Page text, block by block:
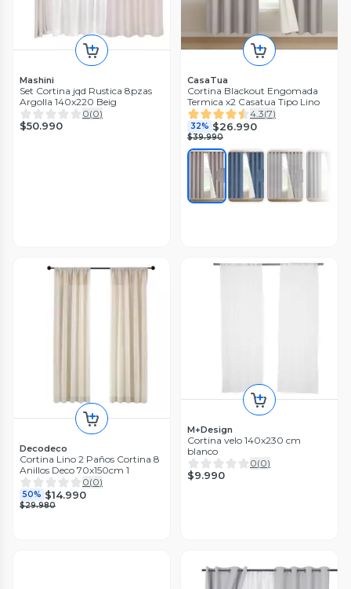
Mashini
Set Cortina jqd Rustica 8pzas
Argolla 140x220 Beig
0(0)
$50.990
CasaTua
Cortina Blackout Engomada
Termica x2 Casatua Tipo Lino
4.3(7)
32% $26.990
$39.990
Decodeco
Cortina Lino 2 Paños Cortina 8
Anillos Deco 70x150cm 1
0(0)
50% $14.990
$29.980
M+Design
Cortina velo 140x230 cm
blanco
0(0)
$9.990